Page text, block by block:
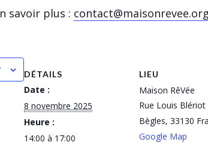
savoir plus : contact@maisonrevee.org
DÉTAILS
Date :
8 novembre 2025
Heure :
14:00 à 17:00
LIEU
Maison RêVée
Rue Louis Blériot
Bègles, 33130
Google Map